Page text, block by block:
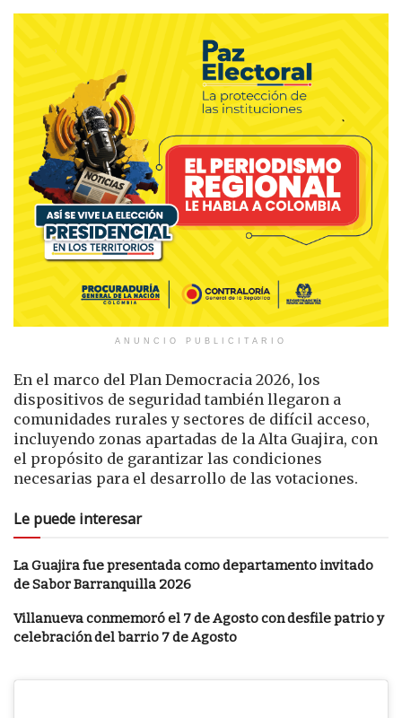
ANUNCIO PUBLICITARIO
En el marco del Plan Democracia 2026, los
dispositivos de seguridad también llegaron a
comunidades rurales y sectores de difícil acceso,
incluyendo zonas apartadas de la Alta Guajira, con
el propósito de garantizar las condiciones
necesarias para el desarrollo de las votaciones.
Le puede interesar
La Guajira fue presentada como departamento invitado
de Sabor Barranquilla 2026
Villanueva conmemoró el 7 de Agosto con desfile patrio y
celebración del barrio 7 de Agosto